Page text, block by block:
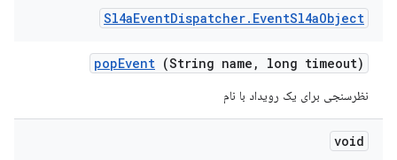
Sl4aEventDispatcher. EventSl4aObject
popEvent (String name , long timeout)
نظرسنجی برای یک رویداد با نام
void